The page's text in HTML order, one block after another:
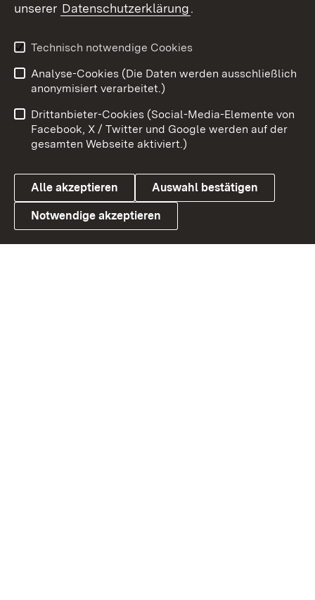
Youtube
Link zum Landesportal
Impressum
Kontakt
Barrierefreiheit
Datenschutz
Cookies
unserer Datenschutzerklärung.
Technisch notwendige Cookies
Analyse-Cookies (Die Daten werden ausschließlich
anonymisiert verarbeitet.)
Drittanbieter-Cookies (Social-Media-Elemente von
Facebook, X / Twitter und Google werden auf der
gesamten Webseite aktiviert.)
Alle akzeptieren Auswahl bestätigen
Notwendige akzeptieren